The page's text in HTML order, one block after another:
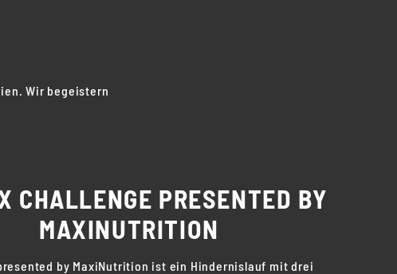
Wir begeistern
CHALLENGE PRESENTED BY
MAXINUTRITION
by MaxiNutrition ist ein Hindernislauf mit drei